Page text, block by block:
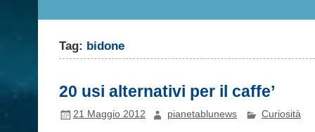
Tag: bidone
20 usi alternativi per il caffe’
21 Maggio 2012 pianetablunews Curiosità